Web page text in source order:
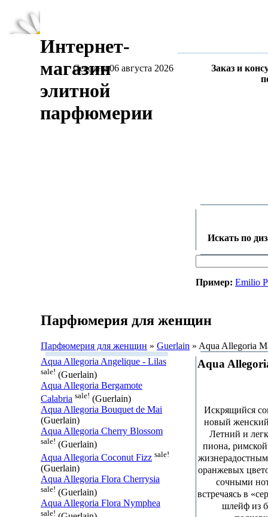
Интернет-
магазин
элитной
парфюмерии
Сегодня 06 августа 2026
Заказ и
Искать по
Пример: Emilio
Парфюмерия для женщин
Парфюмерия для женщин » Guerlain » Aqua Allegoria
Aqua Allegoria Angelique - Lilas
sale! (Guerlain)
Aqua Allegoria Bergamote
Calabria sale! (Guerlain)
Aqua Allegoria Bouquet de Mai
(Guerlain)
Aqua Allegoria Cherry Blossom
sale! (Guerlain)
Aqua Allegoria Coconut Fizz sale!
(Guerlain)
Aqua Allegoria Flora Cherrysia
sale! (Guerlain)
Aqua Allegoria Flora Nymphea
sale!
Aqua
Искрящийся
новый
Летний и
пиона,
оранжевых
сочными
встречаясь в
шлейф из